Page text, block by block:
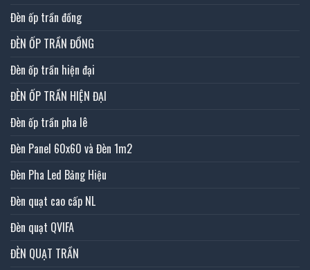
Đèn ốp trần đồng
ĐÈN ỐP TRẦN ĐỒNG
Đèn ốp trần hiện đại
ĐÈN ỐP TRẦN HIỆN ĐẠI
Đèn ốp trần pha lê
Đèn Panel 60x60 và Đèn 1m2
Đèn Pha Led Bảng Hiệu
Đèn quạt cao cấp NL
Đèn quạt QVIFA
ĐÈN QUẠT TRẦN